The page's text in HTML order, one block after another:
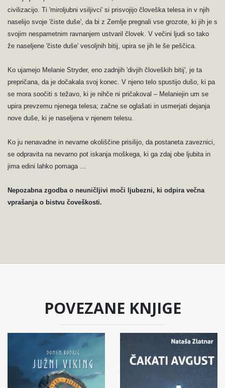
civilizacijo. Ti 'miroljubni vsiljivci' si prisvojijo človeška telesa in v njih
naselijo svoje 'čiste duše', da bi z Zemlje pregnali vse grozote, ki jih je s
svojim nespametnim ravnanjem ustvaril človek. V večini ljudi so tako
že naseljene 'čiste duše' vesoljnih bitij, upira se jih le še peščica.
Ko ujamejo Melanie Stryder, eno zadnjih 'divjih človeških bitij', je ta
prepričana, da je dočakala svoj konec. V njeno telo spustijo dušo, ki pa
se mora soočiti s težavo, ki je nihče ni pričakoval – Melaniejin um se
upira prevzemu njenega telesa; začne se oglašati in usmerjati dejanja
nove duše, ki je naseljena v njenem telesu.
Ko ju nenavadne in nevarne okoliščine prisilijo, da postaneta zaveznici,
se odpravita na nevarno pot iskanja moškega, ki ga zdaj obe ljubita in
jima edini lahko pomaga …
Nepozabna zgodba o neuničljivi moči ljubezni, ki odpira večna
vprašanja o bistvu čoveškosti.
POVEZANE KNJIGE